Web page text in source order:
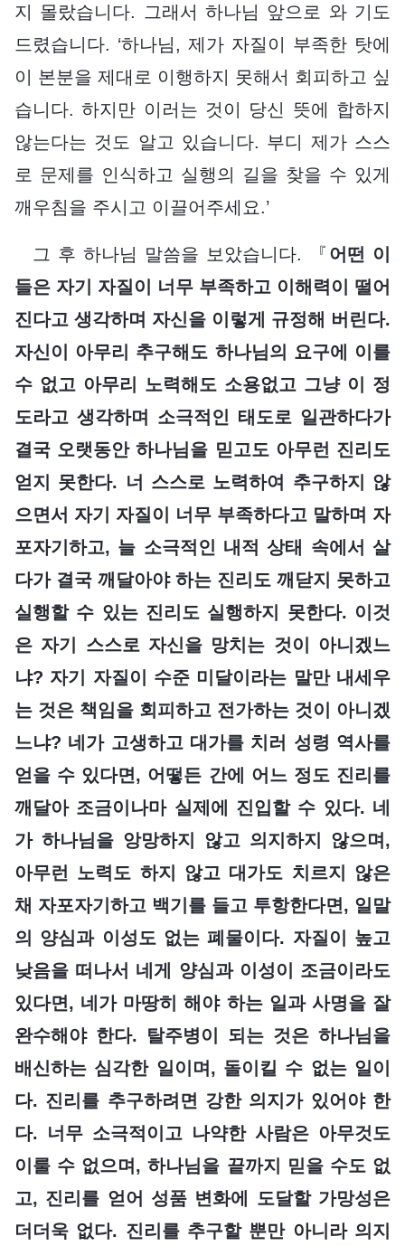
지 몰랐습니다. 그래서 하나님 앞으로 와 기도
드렸습니다. ‘하나님, 제가 자질이 부족한 탓에
이 본분을 제대로 이행하지 못해서 회피하고 싶
습니다. 하지만 이러는 것이 당신 뜻에 합하지
않는다는 것도 알고 있습니다. 부디 제가 스스
로 문제를 인식하고 실행의 길을 찾을 수 있게
깨우침을 주시고 이끌어주세요.’
그 후 하나님 말씀을 보았습니다. 『 어떤 이
들은 자기 자질이 너무 부족하고 이해력이 떨어
진다고 생각하며 자신을 이렇게 규정해 버린다.
자신이 아무리 추구해도 하나님의 요구에 이를
수 없고 아무리 노력해도 소용없고 그냥 이 정
도라고 생각하며 소극적인 태도로 일관하다가
결국 오랫동안 하나님을 믿고도 아무런 진리도
얻지 못한다. 너 스스로 노력하여 추구하지 않
으면서 자기 자질이 너무 부족하다고 말하며 자
포자기하고, 늘 소극적인 내적 상태 속에서 살
다가 결국 깨달아야 하는 진리도 깨닫지 못하고
실행할 수 있는 진리도 실행하지 못한다. 이것
은 자기 스스로 자신을 망치는 것이 아니겠느
냐? 자기 자질이 수준 미달이라는 말만 내세우
는 것은 책임을 회피하고 전가하는 것이 아니겠
느냐? 네가 고생하고 대가를 치러 성령 역사를
얻을 수 있다면, 어떻든 간에 어느 정도 진리를
깨달아 조금이나마 실제에 진입할 수 있다. 네
가 하나님을 앙망하지 않고 의지하지 않으며,
아무런 노력도 하지 않고 대가도 치르지 않은
채 자포자기하고 백기를 들고 투항한다면, 일말
의 양심과 이성도 없는 폐물이다. 자질이 높고
낮음을 떠나서 네게 양심과 이성이 조금이라도
있다면, 네가 마땅히 해야 하는 일과 사명을 잘
완수해야 한다. 탈주병이 되는 것은 하나님을
배신하는 심각한 일이며, 돌이킬 수 없는 일이
다. 진리를 추구하려면 강한 의지가 있어야 한
다. 너무 소극적이고 나약한 사람은 아무것도
이룰 수 없으며, 하나님을 끝까지 믿을 수도 없
고, 진리를 얻어 성품 변화에 도달할 가망성은
더더욱 없다. 진리를 추구할 뿐만 아니라 의지